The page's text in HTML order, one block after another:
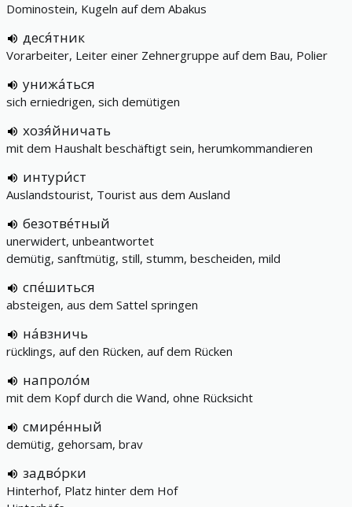
Dominostein, Kugeln auf dem Abakus
деся́тник
Vorarbeiter, Leiter einer Zehnergruppe auf dem Bau, Polier
унижа́ться
sich erniedrigen, sich demütigen
хозя́йничать
mit dem Haushalt beschäftigt sein, herumkommandieren
интури́ст
Auslandstourist, Tourist aus dem Ausland
безотве́тный
unerwidert, unbeantwortet
demütig, sanftmütig, still, stumm, bescheiden, mild
спе́шиться
absteigen, aus dem Sattel springen
на́взничь
rücklings, auf den Rücken, auf dem Rücken
напроло́м
mit dem Kopf durch die Wand, ohne Rücksicht
смире́нный
demütig, gehorsam, brav
задво́рки
Hinterhof, Platz hinter dem Hof